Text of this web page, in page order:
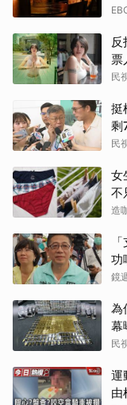
反
票
民
挺
剩
民
女
不
造
功
鏡
為
幕
民
運
由